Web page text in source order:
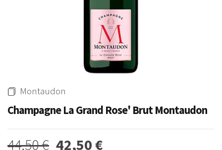
Acqua Tonica Ginger Ale
1,90 €
-5%
15,80 € 15,00 €
Montaudon
Champagne La Grand Rose' Brut Montaudon
44,50 € 42,50 €